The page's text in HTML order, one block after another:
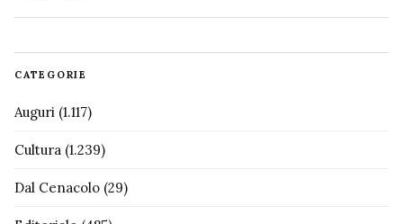
CATEGORIE
Auguri (1.117)
Cultura (1.239)
Dal Cenacolo (29)